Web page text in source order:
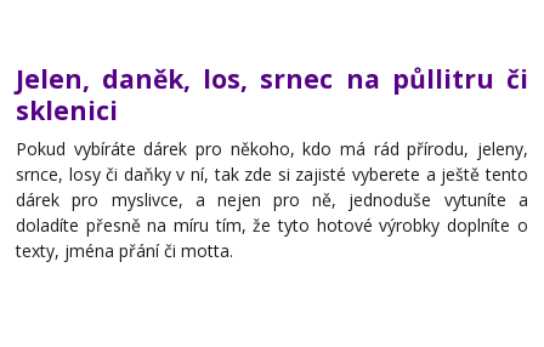
Jelen, daněk, los, srnec na půllitru či
sklenici
Pokud vybíráte dárek pro někoho, kdo má rád přírodu, jeleny,
srnce, losy či daňky v ní, tak zde si zajisté vyberete a ještě tento
dárek pro myslivce, a nejen pro ně, jednoduše vytuníte a
doladíte přesně na míru tím, že tyto hotové výrobky doplníte o
texty, jména přání či motta.